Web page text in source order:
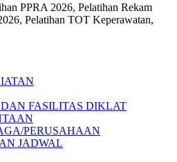
PPRA 2026, Pelatihan Rekam
Pelatihan TOT Keperawatan,
FASILITAS DIKLAT
PERUSAHAAN
JADWAL